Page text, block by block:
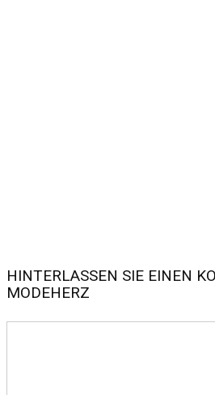
HINTERLASSEN SIE EINEN
MODEHERZ